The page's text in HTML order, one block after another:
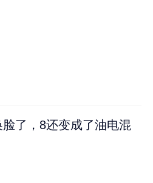
了，8还变成了油电混